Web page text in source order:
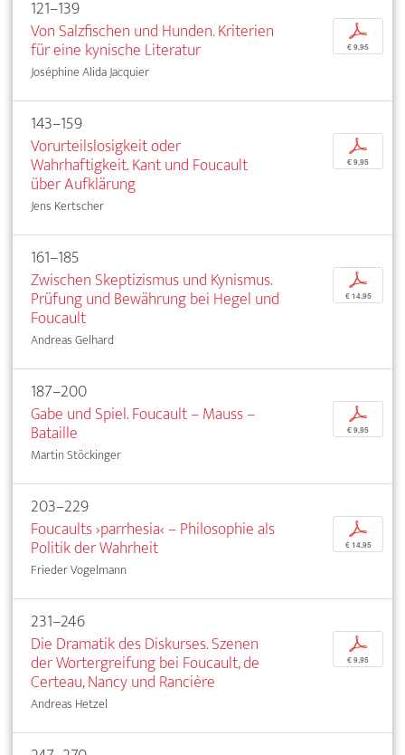
121–139
Von Salzfischen und Hunden. Kriterien
für eine kynische Literatur
Joséphine Alida Jacquier
p
€ 9,95
143–159
Vorurteilslosigkeit oder
Wahrhaftigkeit. Kant und Foucault
über Aufklärung
Jens Kertscher
p
€ 9,95
161–185
Zwischen Skeptizismus und Kynismus.
Prüfung und Bewährung bei Hegel und
Foucault
Andreas Gelhard
p
€ 14,95
187–200
Gabe und Spiel. Foucault – Mauss –
Bataille
Martin Stöckinger
p
€ 9,95
203–229
Foucaults ›parrhesia‹ – Philosophie als
Politik der Wahrheit
Frieder Vogelmann
p
€ 14,95
231–246
Die Dramatik des Diskurses. Szenen
der Wortergreifung bei Foucault, de
Certeau, Nancy und Rancière
Andreas Hetzel
p
€ 9,95